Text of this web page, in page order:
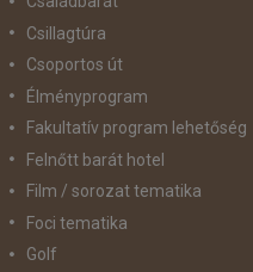
Csillagtúra
Csoportos út
Élményprogram
Fakultatív program lehetőség
Felnőtt barát hotel
Film / sorozat tematika
Foci tematika
Golf